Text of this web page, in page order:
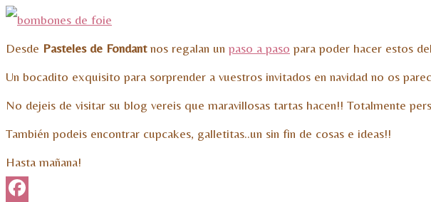
Desde Pasteles de Fondantnos regalan un paso a paso para poder hacer estos
Un bocadito exquisito para sorprender a vuestros invitados en navidad no os
No dejeis de visitar su blog vereis que maravillosas tartas hacen!! Totalmente
También podeis encontrar cupcakes, galletitas..un sin fin de cosas e ideas!!
Hasta mañana!